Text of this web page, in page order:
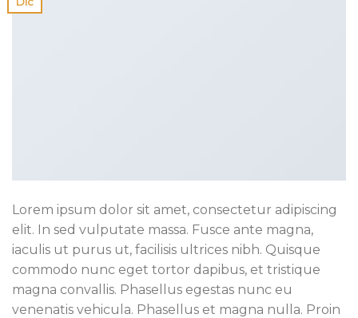
Lorem ipsum dolor sit amet, consectetur adipiscing
elit. In sed vulputate massa. Fusce ante magna,
iaculis ut purus ut, facilisis ultrices nibh. Quisque
commodo nunc eget tortor dapibus, et tristique
magna convallis. Phasellus egestas nunc eu
venenatis vehicula. Phasellus et magna nulla. Proin